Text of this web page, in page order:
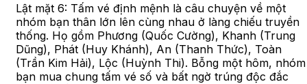
Lật mặt 6: Tấm vé định mệnh là câu chuyện về một
nhóm bạn thân lớn lên cùng nhau ở làng chiếu truyền
thống. Họ gồm Phương (Quốc Cường), Khanh (Trung
Dũng), Phát (Huy Khánh), An (Thanh Thức), Toàn
(Trần Kim Hải), Lộc (Huỳnh Thi). Bỗng một hôm, nhóm
bạn mua chung tấm vé số và bất ngờ trúng độc đắc